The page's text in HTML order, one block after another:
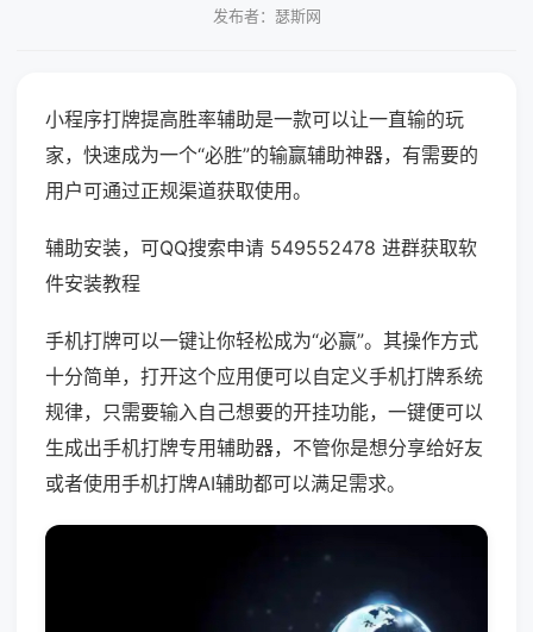
发布者：瑟斯网
小程序打牌提高胜率辅助是一款可以让一直输的玩
家，快速成为一个“必胜”的输赢辅助神器，有需要的
用户可通过正规渠道获取使用。
辅助安装，可QQ搜索申请 549552478 进群获取软
件安装教程
手机打牌可以一键让你轻松成为“必赢”。其操作方式
十分简单，打开这个应用便可以自定义手机打牌系统
规律，只需要输入自己想要的开挂功能，一键便可以
生成出手机打牌专用辅助器，不管你是想分享给好友
或者使用手机打牌AI辅助都可以满足需求。